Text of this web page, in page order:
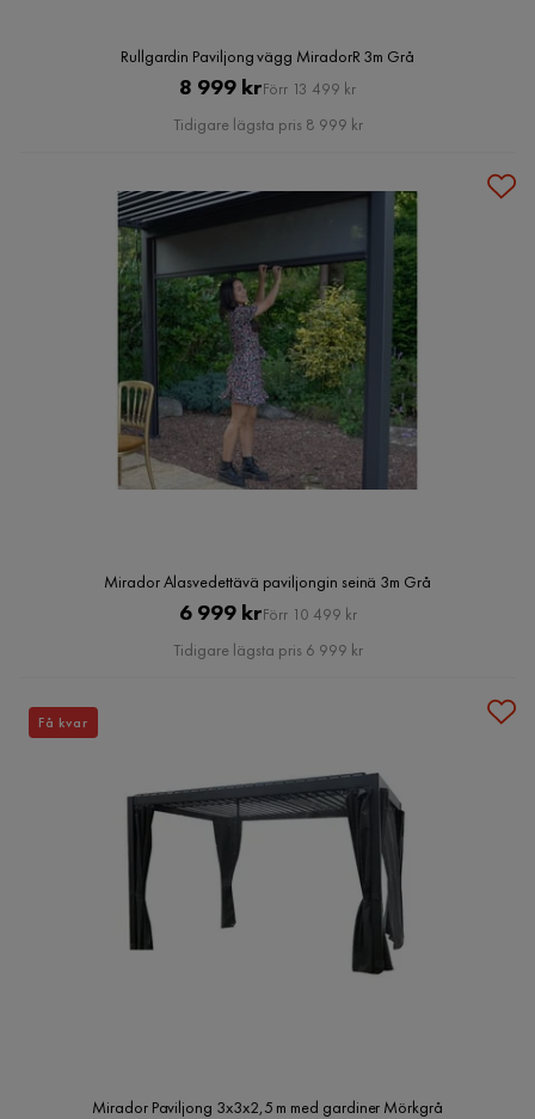
Rullgardin Paviljong vägg MiradorR 3m Grå
Pris
8 999 krOriginal
Pris
Förr 13 499 kr
Tidigare lägsta pris 8 999 kr
Mirador Alasvedettävä paviljongin seinä 3m Grå
Pris
6 999 krOriginal
Pris
Förr 10 499 kr
Tidigare lägsta pris 6 999 kr
Mirador Paviljong 3x3x2,5 m med gardiner Mörkgrå
Få kvar